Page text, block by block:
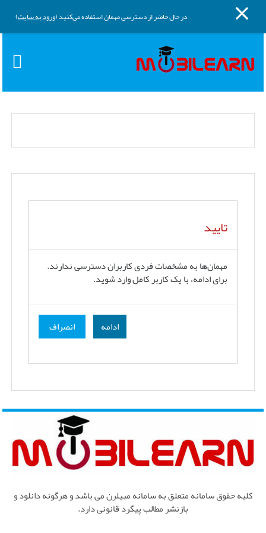
پرش به محتوای اصلی
پنل کناری در حال حاضر از دسترسی مهمان استفاده می‌کنید (ورود به سایت)
تایید
مهمان‌ها به مشخصات فردی کاربران دسترسی ندارند.
برای ادامه، با یک کاربر کامل وارد شوید.
ادامه انصراف
کلیه حقوق سامانه متعلق به سامانه مبیلرن می باشد و هرگونه دانلود و
بازنشر مطالب پیگرد قانونی دارد.